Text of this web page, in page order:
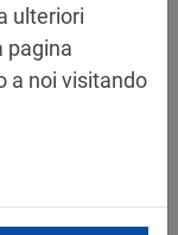
ulteriori
pagina
a noi visitando